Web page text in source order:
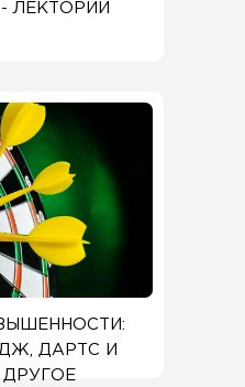
ЛЕКТОРИЙ
ДАРТС И